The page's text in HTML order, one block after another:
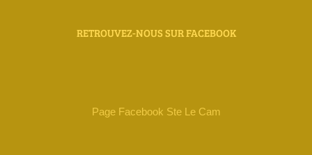
RETROUVEZ-NOUS SUR FACEBOOK
Page Facebook Ste Le Cam